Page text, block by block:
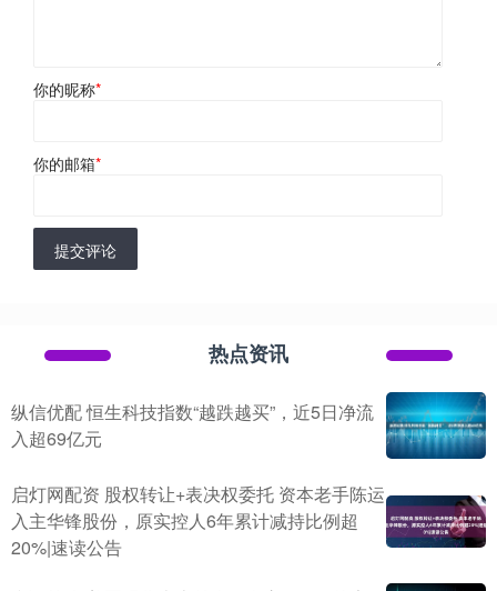
你的昵称*
你的邮箱*
提交评论
热点资讯
纵信优配 恒生科技指数“越跌越买”，近5日净流
入超69亿元
启灯网配资 股权转让+表决权委托 资本老手陈运
入主华锋股份，原实控人6年累计减持比例超
20%|速读公告